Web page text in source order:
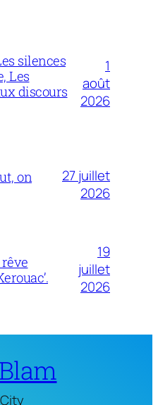
silences
Les
discours
1
août
2026
on
27 juillet
2026
rêve
19
juillet
2026